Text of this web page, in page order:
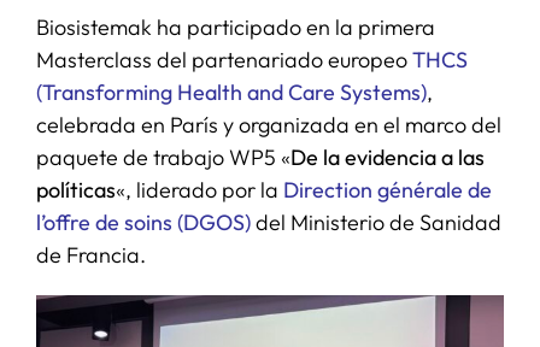
Biosistemak ha participado en la primera
Masterclass del partenariado europeoTHCS
(Transforming Health and Care Systems),
celebrada en París y organizada en el marco del
paquete de trabajo WP5 «De la evidencia a las
políticas«, liderado por la Direction générale de
l’offre de soins (DGOS)del Ministerio de Sanidad
de Francia.